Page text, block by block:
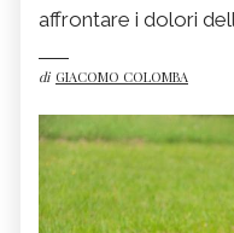
affrontare i dolori
di GIACOMO COLOMBA